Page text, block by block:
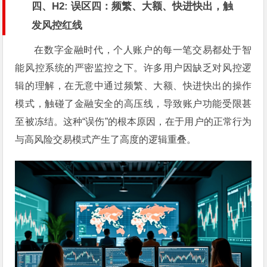
四、H2: 误区四：频繁、大额、快进快出，触
发风控红线
在数字金融时代，个人账户的每一笔交易都处于智
能风控系统的严密监控之下。许多用户因缺乏对风控逻
辑的理解，在无意中通过频繁、大额、快进快出的操作
模式，触碰了金融安全的高压线，导致账户功能受限甚
至被冻结。这种“误伤”的根本原因，在于用户的正常行为
与高风险交易模式产生了高度的逻辑重叠。